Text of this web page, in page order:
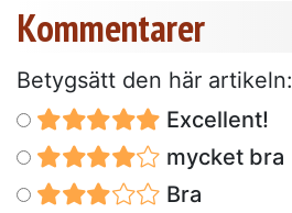
Kommentarer
Betygsätt den här artikeln:
Excellent!
mycket bra
Bra